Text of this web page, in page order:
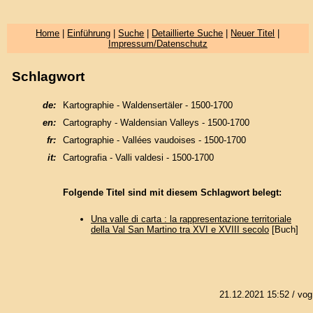
Home Einführung |Suche Detaillierte Suche Neuer Titel
Impressum/Datenschutz
Schlagwort
de:
Kartographie - Waldensertäler - 1500-1700
en:
Cartography - Waldensian Valleys - 1500-1700
fr:
Cartographie - Vallées vaudoises - 1500-1700
it:
Cartografia - Valli valdesi - 1500-1700
Folgende Titel sind mit diesem Schlagwort belegt:
Una valle di carta : la rappresentazione territoriale
della Val San Martino tra XVI e XVIII secolo[Buch]
21.12.2021 15:52/ vog